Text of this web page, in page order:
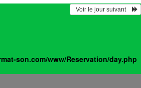
  Voir le jour suivant
son.com/www/Reservation/day.php